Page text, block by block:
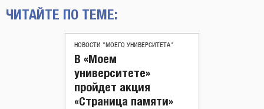
ЧИТАЙТЕ ПО ТЕМЕ:
НОВОСТИ "МОЕГО УНИВЕРСИТЕТА"
В «Моем
университете»
пройдет акция
«Страница памяти»